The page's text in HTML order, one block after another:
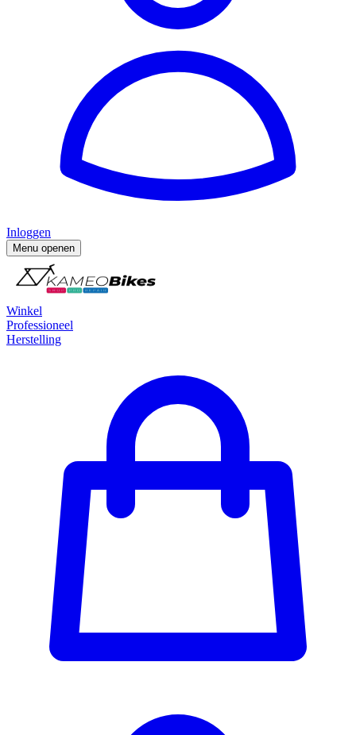
Inloggen
Menu openen
Winkel
Professioneel
Herstelling